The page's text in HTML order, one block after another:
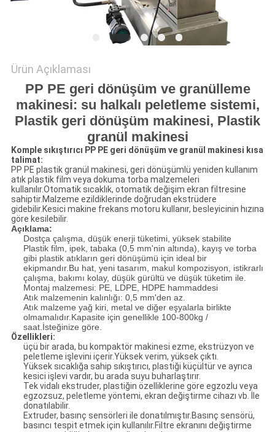
Ürün Açıklaması
PP PE geri dönüşüm ve granülleme
makinesi: su halkalı peletleme sistemi,
Plastik geri dönüşüm makinesi, Plastik
granül makinesi
Komple sıkıştırıcı PP PE geri dönüşüm ve granül makinesi kısa
talimat:
PP PE plastik granül makinesi, geri dönüşümlü yeniden kullanım
atık plastik film veya dokuma torba malzemeleri
kullanılır.Otomatik sıcaklık, otomatik değişim ekran filtresine
sahiptir.Malzeme ezildiklerinde doğrudan ekstrüdere
gidebilir.Kesici makine frekans motoru kullanır, besleyicinin hızına
göre kesilebilir.
Açıklama:
Dostça çalışma, düşük enerji tüketimi, yüksek stabilite
Plastik film, ipek, tabaka (0,5 mm'nin altında), kayış ve torba
gibi plastik atıkların geri dönüşümü için ideal bir
ekipmandır.Bu hat, yeni tasarım, makul kompozisyon, istikrarlı
çalışma, bakımı kolay, düşük gürültü ve düşük tüketim ile.
Montaj malzemesi: PE, LDPE, HDPE hammaddesi
Atık malzemenin kalınlığı: 0,5 mm'den az.
Atık malzeme yağ kiri, metal ve diğer eşyalarla birlikte
olmamalıdır.Kapasite için genellikle 100-800kg /
saat.İsteğinize göre.
Özellikleri:
üçü bir arada, bu kompaktör makinesi ezme, ekstrüzyon ve
peletleme işlevini içerir.Yüksek verim, yüksek çıktı.
Yüksek sıcaklığa sahip sıkıştırıcı, plastiği küçültür ve ayrıca
kesici işlevi vardır, bu arada suyu buharlaştırır.
Tek vidalı ekstruder, plastiğin özelliklerine göre egzozlu veya
egzozsuz, peletleme yöntemi, ekran değiştirme cihazı vb. İle
donatılabilir.
Extruder, basınç sensörleri ile donatılmıştır.Basınç sensörü,
basıncı tespit etmek için kullanılır.Filtre ekranını değiştirme